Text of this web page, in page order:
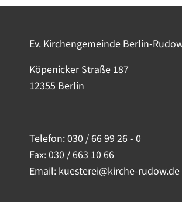
Ev. Kirchengemeinde Berlin-
Köpenicker Straße 187
12355 Berlin
Telefon:030 / 66 99 26 - 0
Fax: 030 / 663 10 66
Email: kuesterei@kirche-rudow.de